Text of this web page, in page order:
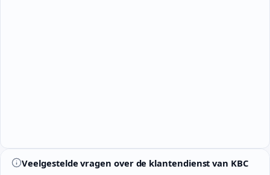
Veelgestelde vragen over de klantendienst van KBC